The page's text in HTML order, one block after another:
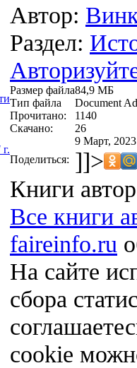
Автор:
Раздел:
Размер файла84,9 МБ
Тип файла
Document
Прочитано:
1140
Скачано:
26
9 Март,
Поделиться: ]]>
Книги
Все книги
faireinfo.ru
На сайте
сбора
cookie